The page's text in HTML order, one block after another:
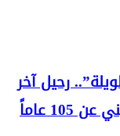
رحيل آخر
عاماً